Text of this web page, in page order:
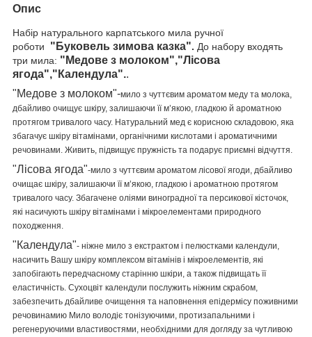
Опис
Набір натурального карпатського мила ручної
роботи "Буковель зимова казка". До набору входять
три мила: "Медове з молоком","Лісова
ягода","Календула"..
"Медове з молоком"-мило з чуттєвим ароматом меду та молока,
дбайливо очищує шкіру, залишаючи її м’якою, гладкою й ароматною
протягом тривалого часу. Натуральний мед є корисною складовою, яка
збагачує шкіру вітамінами, органічними кислотами і ароматичними
речовинами. Живить, підвищує пружність та подарує приємні відчуття.
"Лісова ягода"-мило з чуттєвим ароматом лісової ягоди, дбайливо
очищає шкіру, залишаючи її м’якою, гладкою і ароматною протягом
тривалого часу. Збагачене оліями виноградної та персикової кісточок,
які насичують шкіру вітамінами і мікроелементами природного
походження.
"Календула"- ніжне мило з екстрактом і пелюстками календули,
насичить Вашу шкіру комплексом вітамінів і мікроелементів, які
запобігають передчасному старінню шкіри, а також підвищать її
еластичність. Сухоцвіт календули послужить ніжним скрабом,
забезпечить дбайливе очищення та наповнення епідермісу поживними
речовинамию Мило володіє тонізуючими, протизапальними і
регенеруючими властивостями, необхідними для догляду за чутливою